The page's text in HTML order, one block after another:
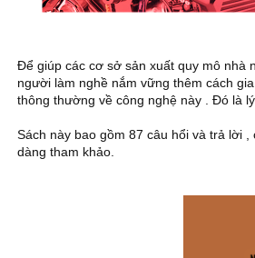
Để giúp các cơ sở sản xuất quy mô nhà
người làm nghề nắm vững thêm cách
thông thường về công nghệ này . Đó là
Sách này bao gồm 87 câu hổi và trả lời
dàng tham khảo.